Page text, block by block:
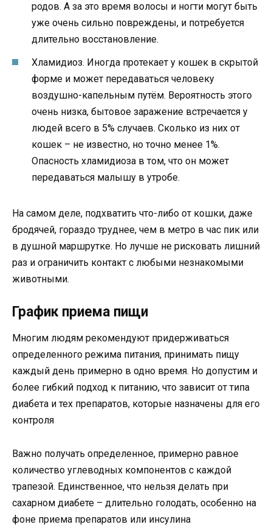
родов. А за это время волосы и ногти могут быть
уже очень сильно повреждены, и потребуется
длительно восстановление.
Хламидиоз. Иногда протекает у кошек в скрытой
форме и может передаваться человеку
воздушно-капельным путём. Вероятность этого
очень низка, бытовое заражение встречается у
людей всего в 5% случаев. Сколько из них от
кошек – не известно, но точно менее 1%.
Опасность хламидиоза в том, что он может
передаваться малышу в утробе.
На самом деле, подхватить что-либо от кошки, даже
бродячей, гораздо труднее, чем в метро в час пик или
в душной маршрутке. Но лучше не рисковать лишний
раз и ограничить контакт с любыми незнакомыми
животными.
График приема пищи
Многим людям рекомендуют придерживаться
определенного режима питания, принимать пищу
каждый день примерно в одно время. Но допустим и
более гибкий подход к питанию, что зависит от типа
диабета и тех препаратов, которые назначены для его
контроля
Важно получать определенное, примерно равное
количество углеводных компонентов с каждой
трапезой. Единственное, что нельзя делать при
сахарном диабете – длительно голодать, особенно на
фоне приема препаратов или инсулина